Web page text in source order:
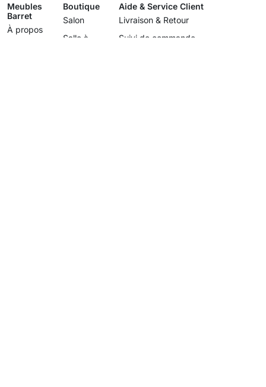
Meubles
Barret
À propos
Boutique
Salon
Salle à
Aide & Service Client
Livraison & Retour
Suivi de commande